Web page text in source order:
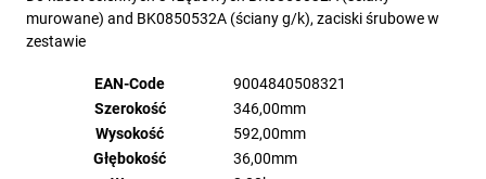
murowane) and BK0850532A (ściany g/k), zaciski śrubowe w
zestawie
EAN-Code
9004840508321
Szerokość
346,00mm
Wysokość
592,00mm
Głębokość
36,00mm